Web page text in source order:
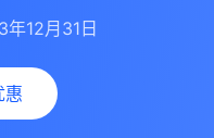
12月31日
惠